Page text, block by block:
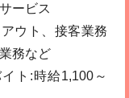
ービス
ウト、接客業務
務など
ト:時給1,100～